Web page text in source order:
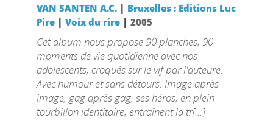
VAN SANTEN A.C. | Bruxelles : Editions Luc
Pire| Voix du rire| 2005
Cet album nous propose 90 planches, 90
moments de vie quotidienne avec nos
adolescents, croqués sur le vif par l'auteure.
Avec humour et sans détours. Image après
image, gag après gag, ses héros, en plein
tourbillon identitaire, entraînent la tr[...]